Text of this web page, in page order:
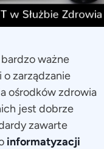
ważne
o zarządzanie
ośrodków zdrowia
jest dobrze
zawarte
informatyzacji